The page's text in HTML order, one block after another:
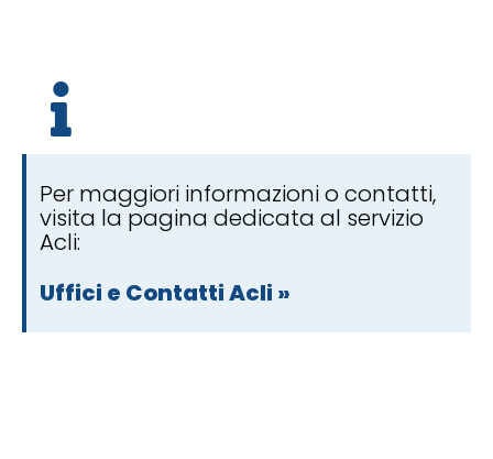
Per maggiori informazioni o contatti,
visita la pagina dedicata al servizio
Acli:
Uffici e Contatti Acli »